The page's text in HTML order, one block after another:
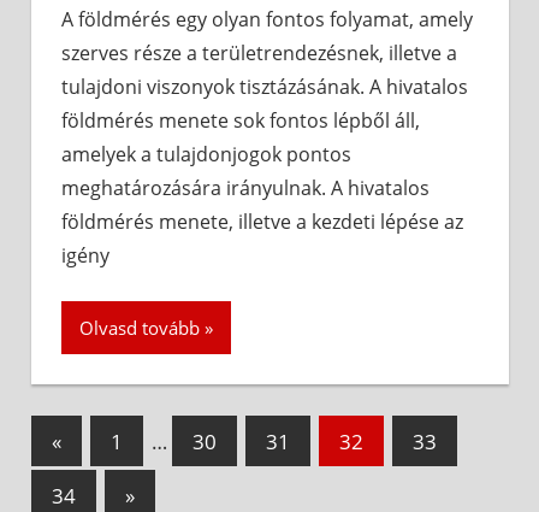
A földmérés egy olyan fontos folyamat, amely
szerves része a területrendezésnek, illetve a
tulajdoni viszonyok tisztázásának. A hivatalos
földmérés menete sok fontos lépből áll,
amelyek a tulajdonjogok pontos
meghatározására irányulnak. A hivatalos
földmérés menete, illetve a kezdeti lépése az
igény
Olvasd tovább
Bejegyzések
lapozása
«Previous
Posts
1 … 30 31 32
33
34
Next
»